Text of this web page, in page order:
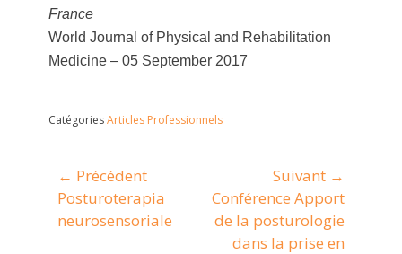
France
World Journal of Physical and Rehabilitation
Medicine – 05 September 2017
CatégoriesArticles Professionnels
Navigation
de
l’article
← Précédent
Article
précédent :
Posturoterapia
neurosensoriale
Suivant →
Article
suivant :
Conférence Apport
de la posturologie
dans la prise en